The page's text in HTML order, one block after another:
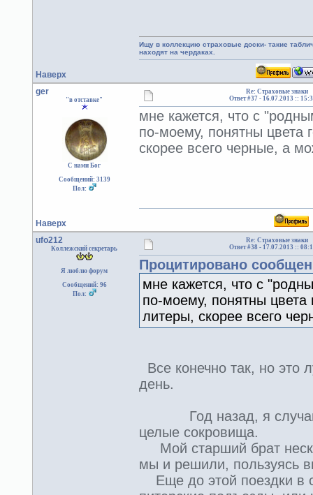
Наверх
Ищу в коллекцию страховые доски- такие
находят на чердаках.
ger
"в отставке"
С нами Бог
Сообщений: 3139
Пол:
Re: Страховые знаки
Ответ #37 - 16.07.2013 ::
мне кажется, что с
по-моему, понятны цвета
скорее всего черные, а
Наверх
ufo212
Коллежский секретарь
Я люблю форум
Сообщений: 96
Пол:
Re: Страховые знаки
Ответ #38 - 17.07.2013 ::
Процитировано
мне кажется, что с
по-моему, понятны цвета
литеры, скорее всего
Все конечно так, но это
день.
Год назад, я случайно
целые сокровища.
Мой старший брат
мы и решили, пользуясь
Еще до этой поездки в